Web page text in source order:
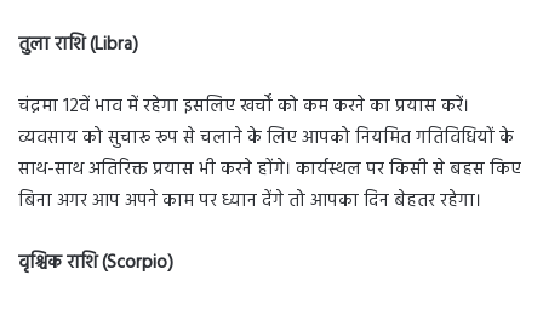
तुला राशि (Libra)
चंद्रमा 12वें भाव में रहेगा इसलिए खर्चों को कम करने का प्रयास करें।
व्यवसाय को सुचारू रूप से चलाने के लिए आपको नियमित गतिविधियों के
साथ-साथ अतिरिक्त प्रयास भी करने होंगे। कार्यस्थल पर किसी से बहस किए
बिना अगर आप अपने काम पर ध्यान देंगे तो आपका दिन बेहतर रहेगा।
वृश्चिक राशि (Scorpio)